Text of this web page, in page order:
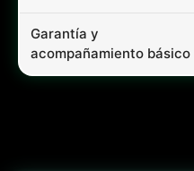
Garantía y
acompañamiento básico